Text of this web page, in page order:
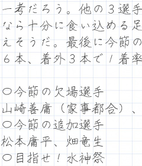
一考だろう。他の３選
なら十分に食い込める
えそうだ。最後に今節
６本、着外３本で１着
〇今節の欠場選手
山崎善庸（家事都合）
〇今節の追加選手
松本庸平、畑竜生
〇目指せ！水神祭